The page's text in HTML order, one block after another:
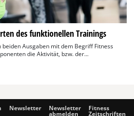
des funktionellen Trainings
Ausgaben mit dem Begriff Fitness
die Aktivität, bzw. der...
Newsletter Newsletter
abmelden
Fitness
Zeitschriften